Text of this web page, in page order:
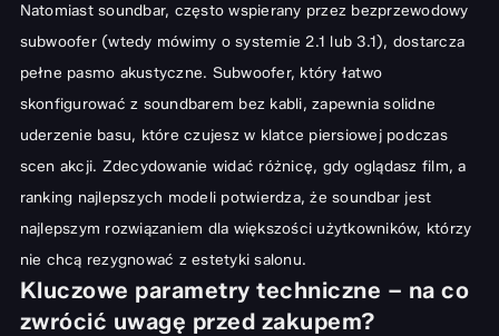
Podsumowanie – idealny soundbar dla każdego budżetu
Natomiast soundbar, często wspierany przez bezprzewodowy
subwoofer (wtedy mówimy o systemie 2.1 lub 3.1), dostarcza
pełne pasmo akustyczne. Subwoofer, który łatwo
skonfigurować z soundbarem bez kabli, zapewnia solidne
uderzenie basu, które czujesz w klatce piersiowej podczas
scen akcji. Zdecydowanie widać różnicę, gdy oglądasz film, a
ranking najlepszych modeli potwierdza, że soundbar jest
najlepszym rozwiązaniem dla większości użytkowników, którzy
nie chcą rezygnować z estetyki salonu.
Kluczowe parametry techniczne – na co
zwrócić uwagę przed zakupem?